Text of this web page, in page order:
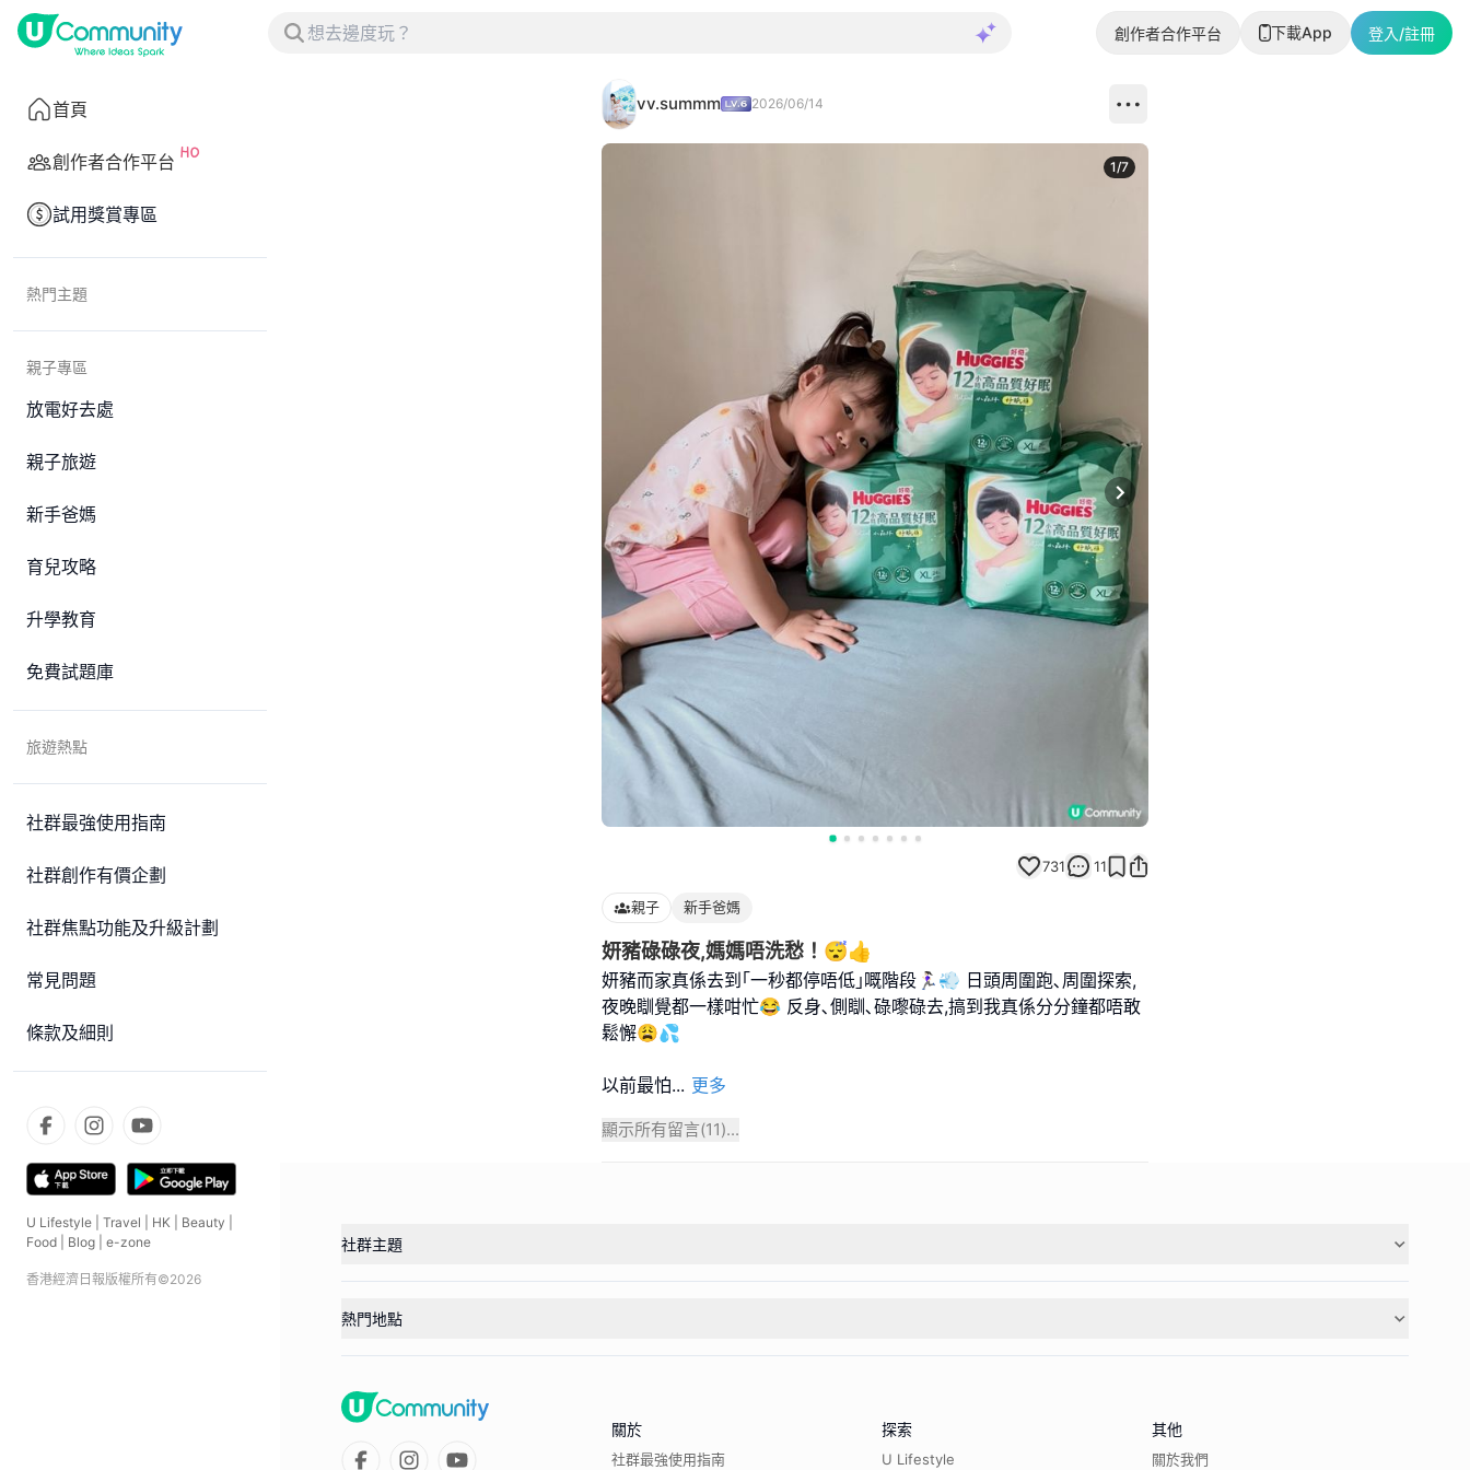
創作者合作平台 下載App 登入/註冊
首頁
創作者合作平台
試用獎賞專區
熱門主題
親子專區
放電好去處
親子旅遊
新手爸媽
育兒攻略
升學教育
免費試題庫
旅遊熱點
社群最強使用指南
社群創作有價企劃
社群焦點功能及升級計劃
常見問題
條款及細則
U Lifestyle Travel HK Beauty
Food
Blog e-zone
香港經濟日報版權所有©2026
vv.summm 2026/06/14
Next slide
1/7
731 11
親子 新手爸媽
妍豬碌碌夜,媽媽唔洗愁！😴👍
妍豬而家真係去到｢一秒都停唔低｣嘅階段🏃🏻‍♀️💨 日頭周圍跑､周圍探索,
夜晚瞓覺都一樣咁忙😂 反身､側瞓､碌嚟碌去,搞到我真係分分鐘都唔敢
鬆懈😩💦
以前最怕... 更多
顯示所有留言(11)...
社群主題
熱門地點
關於
社群最強使用指南
探索
U Lifestyle
其他
關於我們